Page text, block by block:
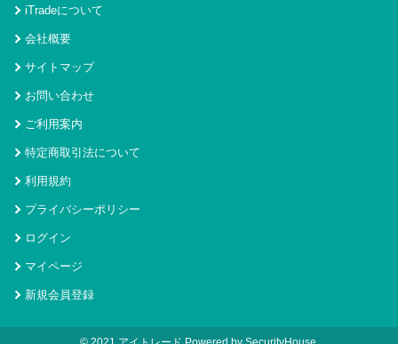
iTradeについて
会社概要
サイトマップ
お問い合わせ
ご利用案内
特定商取引法について
利用規約
プライバシーポリシー
ログイン
マイページ
新規会員登録